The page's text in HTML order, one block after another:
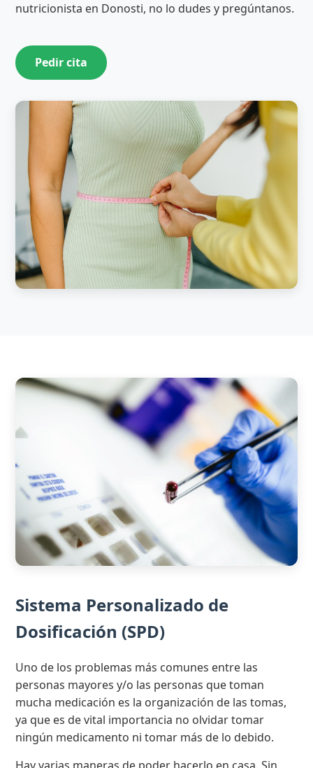
nutricionista en Donosti, no lo dudes y pregúntanos.
Pedir cita
Sistema Personalizado de
Dosificación (SPD)
Uno de los problemas más comunes entre las
personas mayores y/o las personas que toman
mucha medicación es la organización de las tomas,
ya que es de vital importancia no olvidar tomar
ningún medicamento ni tomar más de lo debido.